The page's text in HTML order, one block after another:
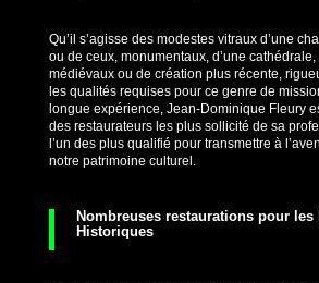
Qu’il s’agisse des modestes vitraux d’une
ou de ceux, monumentaux, d’une cathédrale,
médiévaux ou de création plus récente,
les qualités requises pour ce genre de
longue expérience, Jean-Dominique Fleury
des restaurateurs les plus sollicité de sa
l’un des plus qualifié pour transmettre à
notre patrimoine culturel.
Nombreuses restaurations pour les
Historiques